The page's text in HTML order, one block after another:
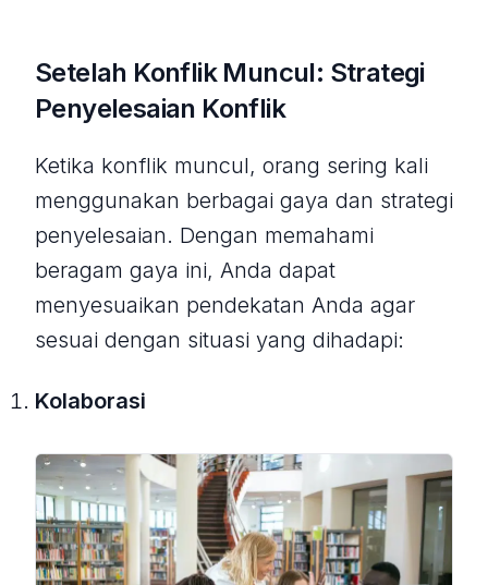
Setelah Konflik Muncul: Strategi
Penyelesaian Konflik
Ketika konflik muncul, orang sering kali
menggunakan berbagai gaya dan strategi
penyelesaian. Dengan memahami
beragam gaya ini, Anda dapat
menyesuaikan pendekatan Anda agar
sesuai dengan situasi yang dihadapi:
Kolaborasi